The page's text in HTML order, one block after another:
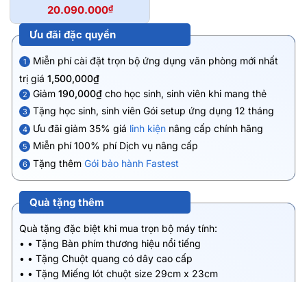
20.090.000₫
Ưu đãi đặc quyền
1
Miễn phí cài đặt trọn bộ ứng dụng văn phòng mới nhất
trị giá 1,500,000₫
2 Giảm 190,000₫ cho học sinh, sinh viên khi mang thẻ
3 Tặng học sinh, sinh viên Gói setup ứng dụng 12 tháng
4 Ưu đãi giảm 35% giá linh kiện nâng cấp chính hãng
5 Miễn phí 100% phí Dịch vụ nâng cấp
6 Tặng thêm Gói bảo hành Fastest
Quà tặng thêm
Quà tặng đặc biệt khi mua trọn bộ máy tính:
• • Tặng Bàn phím thương hiệu nổi tiếng
• • Tặng Chuột quang có dây cao cấp
• • Tặng Miếng lót chuột size 29cm x 23cm